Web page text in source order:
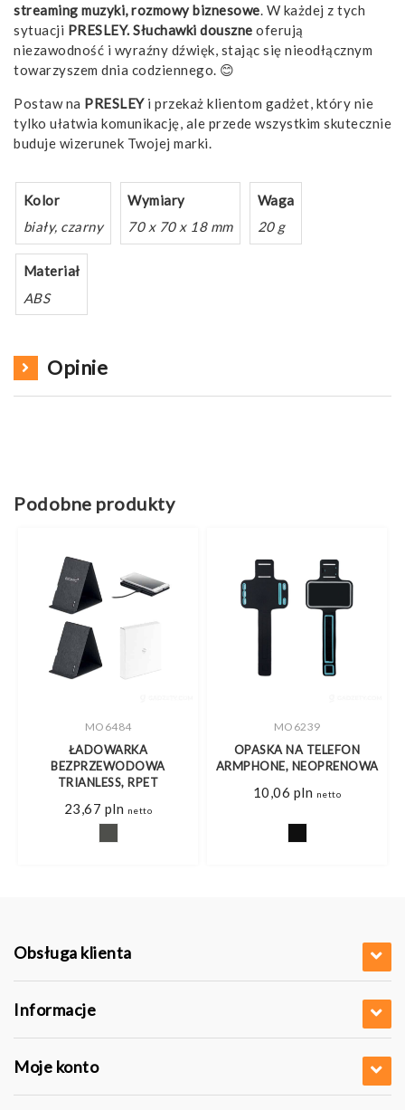
streaming muzyki, rozmowy biznesowe. W każdej z tych
sytuacji PRESLEY. Słuchawki douszne oferują
niezawodność i wyraźny dźwięk, stając się nieodłącznym
towarzyszem dnia codziennego. 😊
Postaw na PRESLEYi przekaż klientom gadżet, który nie
tylko ułatwia komunikację, ale przede wszystkim skutecznie
buduje wizerunek Twojej marki.
Kolor
biały, czarny
Wymiary
70 x 70 x 18 mm
Waga
20 g
Materiał
ABS
Opinie
Podobne produkty
MO6484
ŁADOWARKA
BEZPRZEWODOWA
TRIANLESS, RPET
23,67 pln netto
MO6239
OPASKA NA TELEFON
ARMPHONE, NEOPRENOWA
10,06 pln netto
Obsługa klienta
Informacje
Moje konto